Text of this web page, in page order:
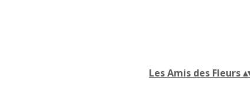
Les Amis des Fleurs▴